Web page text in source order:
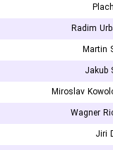
Radim
Martin
Jakub
Miroslav
Wagner
Jiri